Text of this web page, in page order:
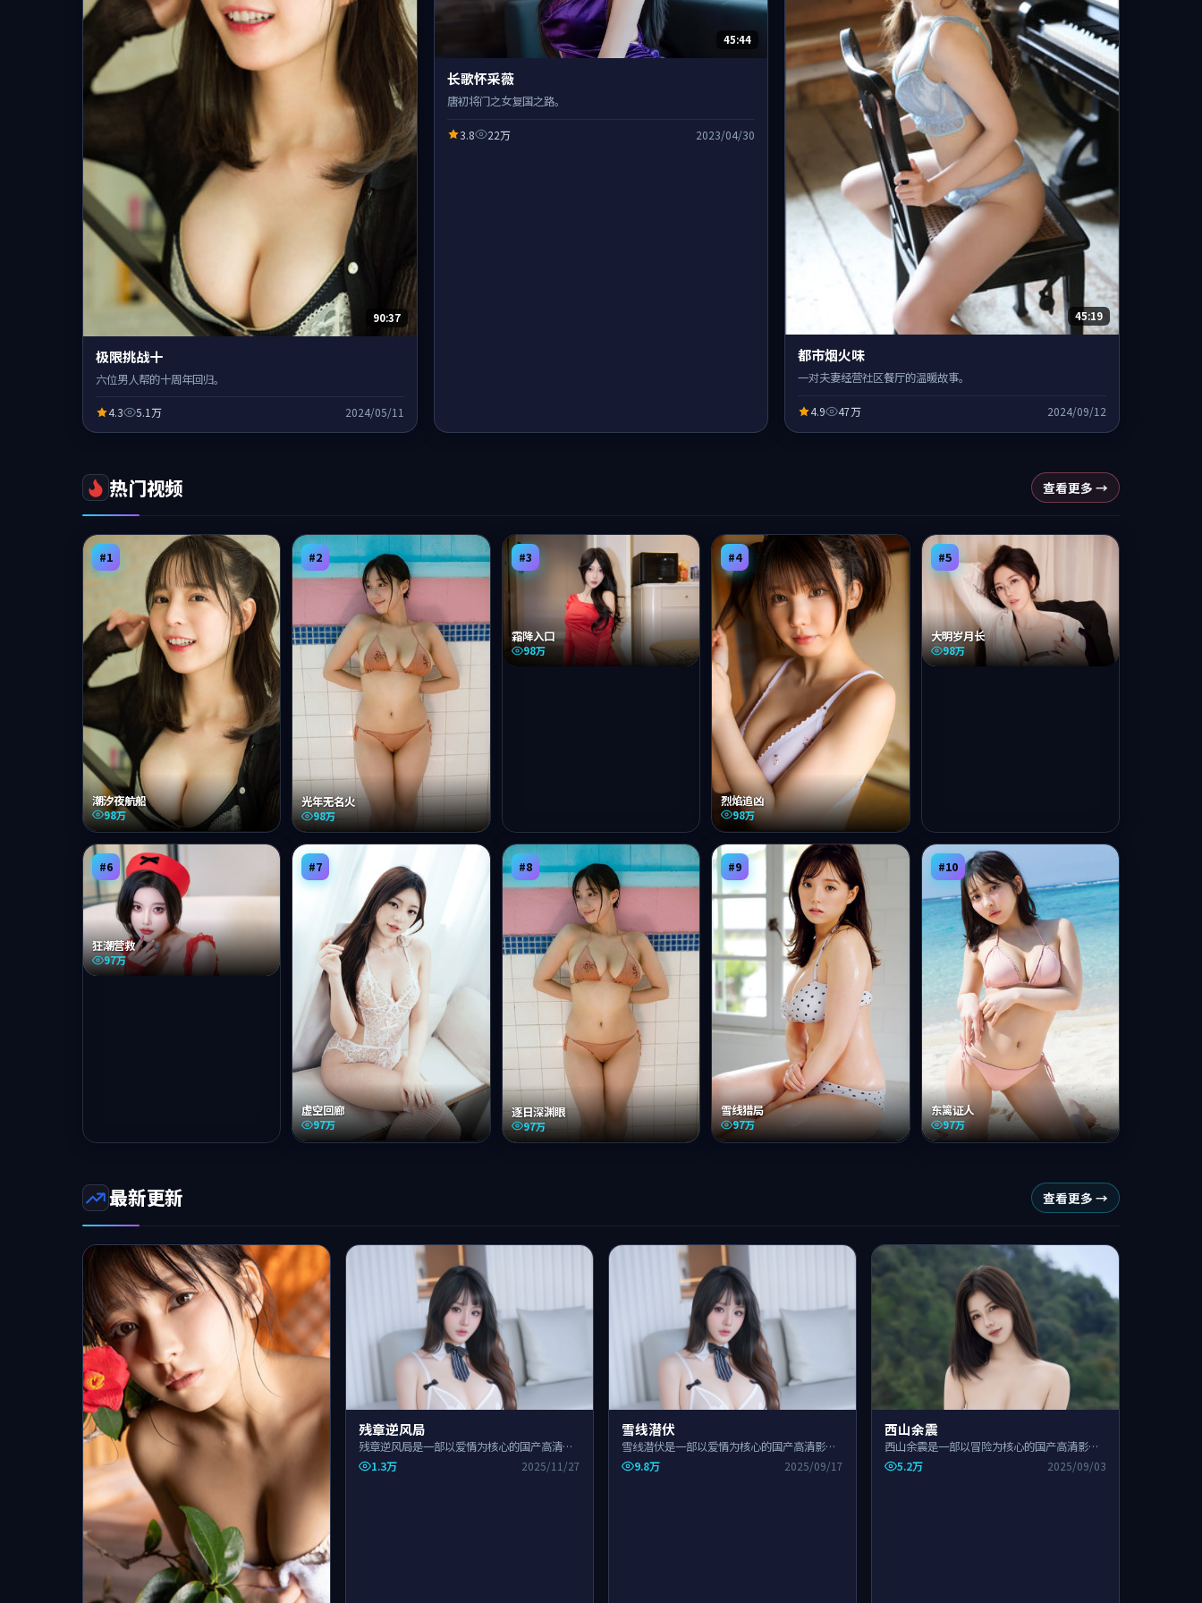
90:37
极限挑战十
六位男人帮的十周年回归。
4.3 5.1万 2024/05/11
45:44
长歌怀采薇
唐初将门之女复国之路。
3.8 22万 2023/04/30
45:19
都市烟火味
一对夫妻经营社区餐厅的温暖故事。
4.9 47万 2024/09/12
热门视频 查看更多 →
#1
潮汐夜航船
98万
#2
光年无名火
98万
#3
霜降入口
98万
#4
烈焰追凶
98万
#5
大明岁月长
98万
#6
狂潮营救
97万
#7
虚空回廊
97万
#8
逐日深渊眼
97万
#9
雪线猎局
97万
#10
东篱证人
97万
最新更新 查看更多 →
残章逆风局
残章逆风局是一部以爱情为核心的国产高清影
视作品，围绕危机、反转与人物成长展开，整
1.3万 2025/11/27
雪线潜伏
雪线潜伏是一部以爱情为核心的国产高清影视
作品，围绕危机、反转与人物成长展开，整体
9.8万 2025/09/17
西山余震
西山余震是一部以冒险为核心的国产高清影视
作品，围绕危机、反转与人物成长展开，整体
5.2万 2025/09/03